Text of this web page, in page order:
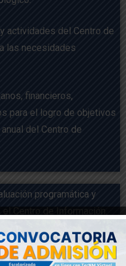
actividades del Centro de
las necesidades
financieros,
para el logro de objetivos
del Centro de
programática y
Centro de Información.
la estadística básica y los
tecnológico.